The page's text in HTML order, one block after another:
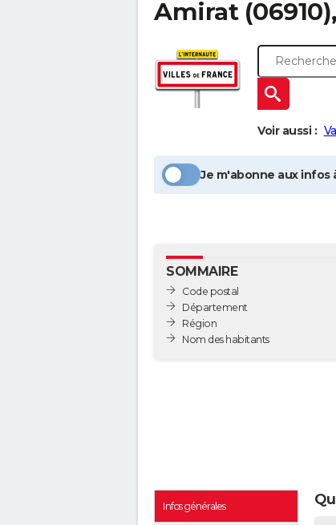
Amirat
Voir aussi :
Je m'abonne aux infos
SOMMAIRE
Code postal
Département
Région
Nom des habitants
Infos générales